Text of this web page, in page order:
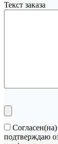
Текст заказа
подтверждаю